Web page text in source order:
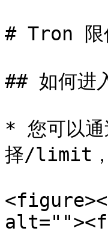
# Tron 限
## 如何进
* 您可以通
择/limit，